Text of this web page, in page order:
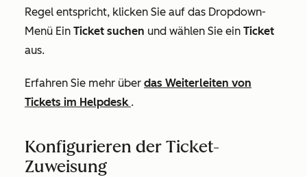
Regel entspricht, klicken Sie auf das Dropdown-
Menü Ein Ticket suchen und wählen Sie ein Ticket
aus.
Erfahren Sie mehr über das Weiterleiten von
Tickets im Helpdesk .
Konfigurieren der Ticket-
Zuweisung